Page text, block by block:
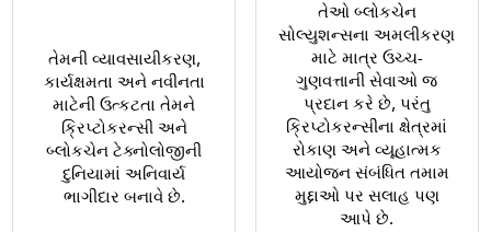
તેમની વ્યાવસાયીકરણ,
કાર્યક્ષમતા અને નવીનતા
માટેની ઉત્કટતા તેમને
ક્રિપ્ટોકરન્સી અને
બ્લોકચેન ટેક્નોલોજીની
દુનિયામાં અનિવાર્ય
ભાગીદાર બનાવે છે.
તેઓ બ્લોકચેન
સોલ્યુશન્સના અમલીકરણ
માટે માત્ર ઉચ્ચ-
ગુણવત્તાની સેવાઓ જ
પ્રદાન કરે છે, પરંતુ
ક્રિપ્ટોકરન્સીના ક્ષેત્રમાં
રોકાણ અને વ્યૂહાત્મક
આયોજન સંબંધિત તમામ
મુદ્દાઓ પર સલાહ પણ
આપે છે.